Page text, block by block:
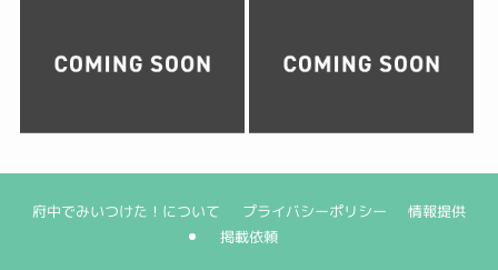
府中でみいつけた！について プライバシーポリシー 情報提供
掲載依頼